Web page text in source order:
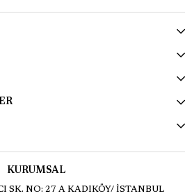
KURUMSAL
SK. NO: 27 A KADIKÖY/ İSTANBUL